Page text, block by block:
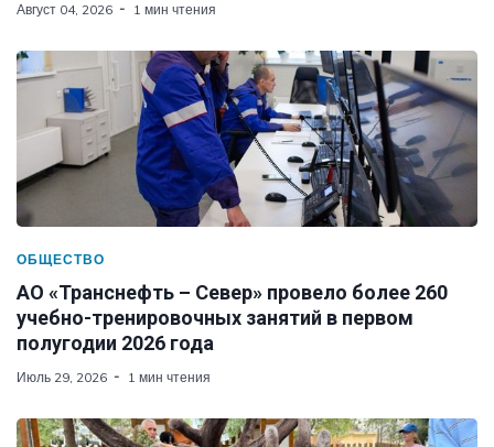
Август 04, 2026 1 мин чтения
ОБЩЕСТВО
АО «Транснефть – Север» провело более 260
учебно-тренировочных занятий в первом
полугодии 2026 года
Июль 29, 2026 1 мин чтения